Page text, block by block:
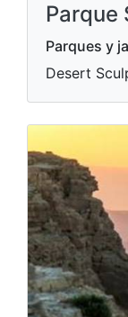
Parque
Parques y
Desert